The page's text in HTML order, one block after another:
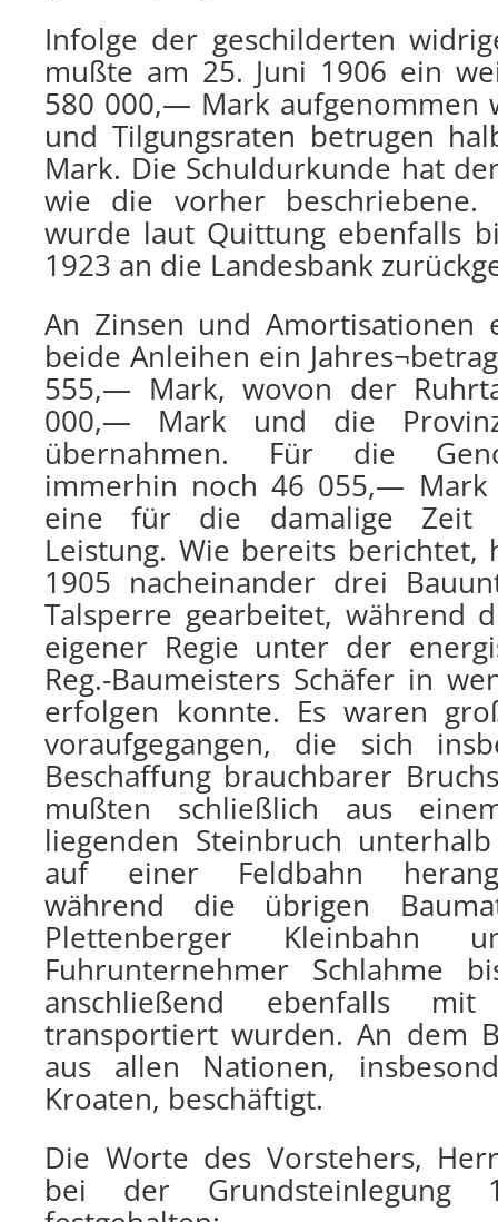
Infolge der geschilderten
mußte am 25. Juni 1906 ein
580 000,— Mark aufgenommen
und Tilgungsraten betrugen
Mark. Die Schuldurkunde hat
wie die vorher beschriebene.
wurde laut Quittung ebenfalls
1923 an die Landesbank
An Zinsen und Amortisationen
beide Anleihen ein
555,— Mark, wovon der
000,— Mark und die
übernahmen. Für die
immerhin noch 46 055,— Mark
eine für die damalige Zeit
Leistung. Wie bereits
1905 nacheinander drei
Talsperre gearbeitet, während
eigener Regie unter der
Reg.-Baumeisters Schäfer in
erfolgen konnte. Es waren
voraufgegangen, die sich
Beschaffung brauchbarer
mußten schließlich aus
liegenden Steinbruch
auf einer Feldbahn
während die übrigen
Plettenberger Kleinbahn
Fuhrunternehmer Schlahme
anschließend ebenfalls
transportiert wurden. An dem
aus allen Nationen,
Kroaten, beschäftigt.
Die Worte des Vorstehers,
bei der Grundsteinlegung